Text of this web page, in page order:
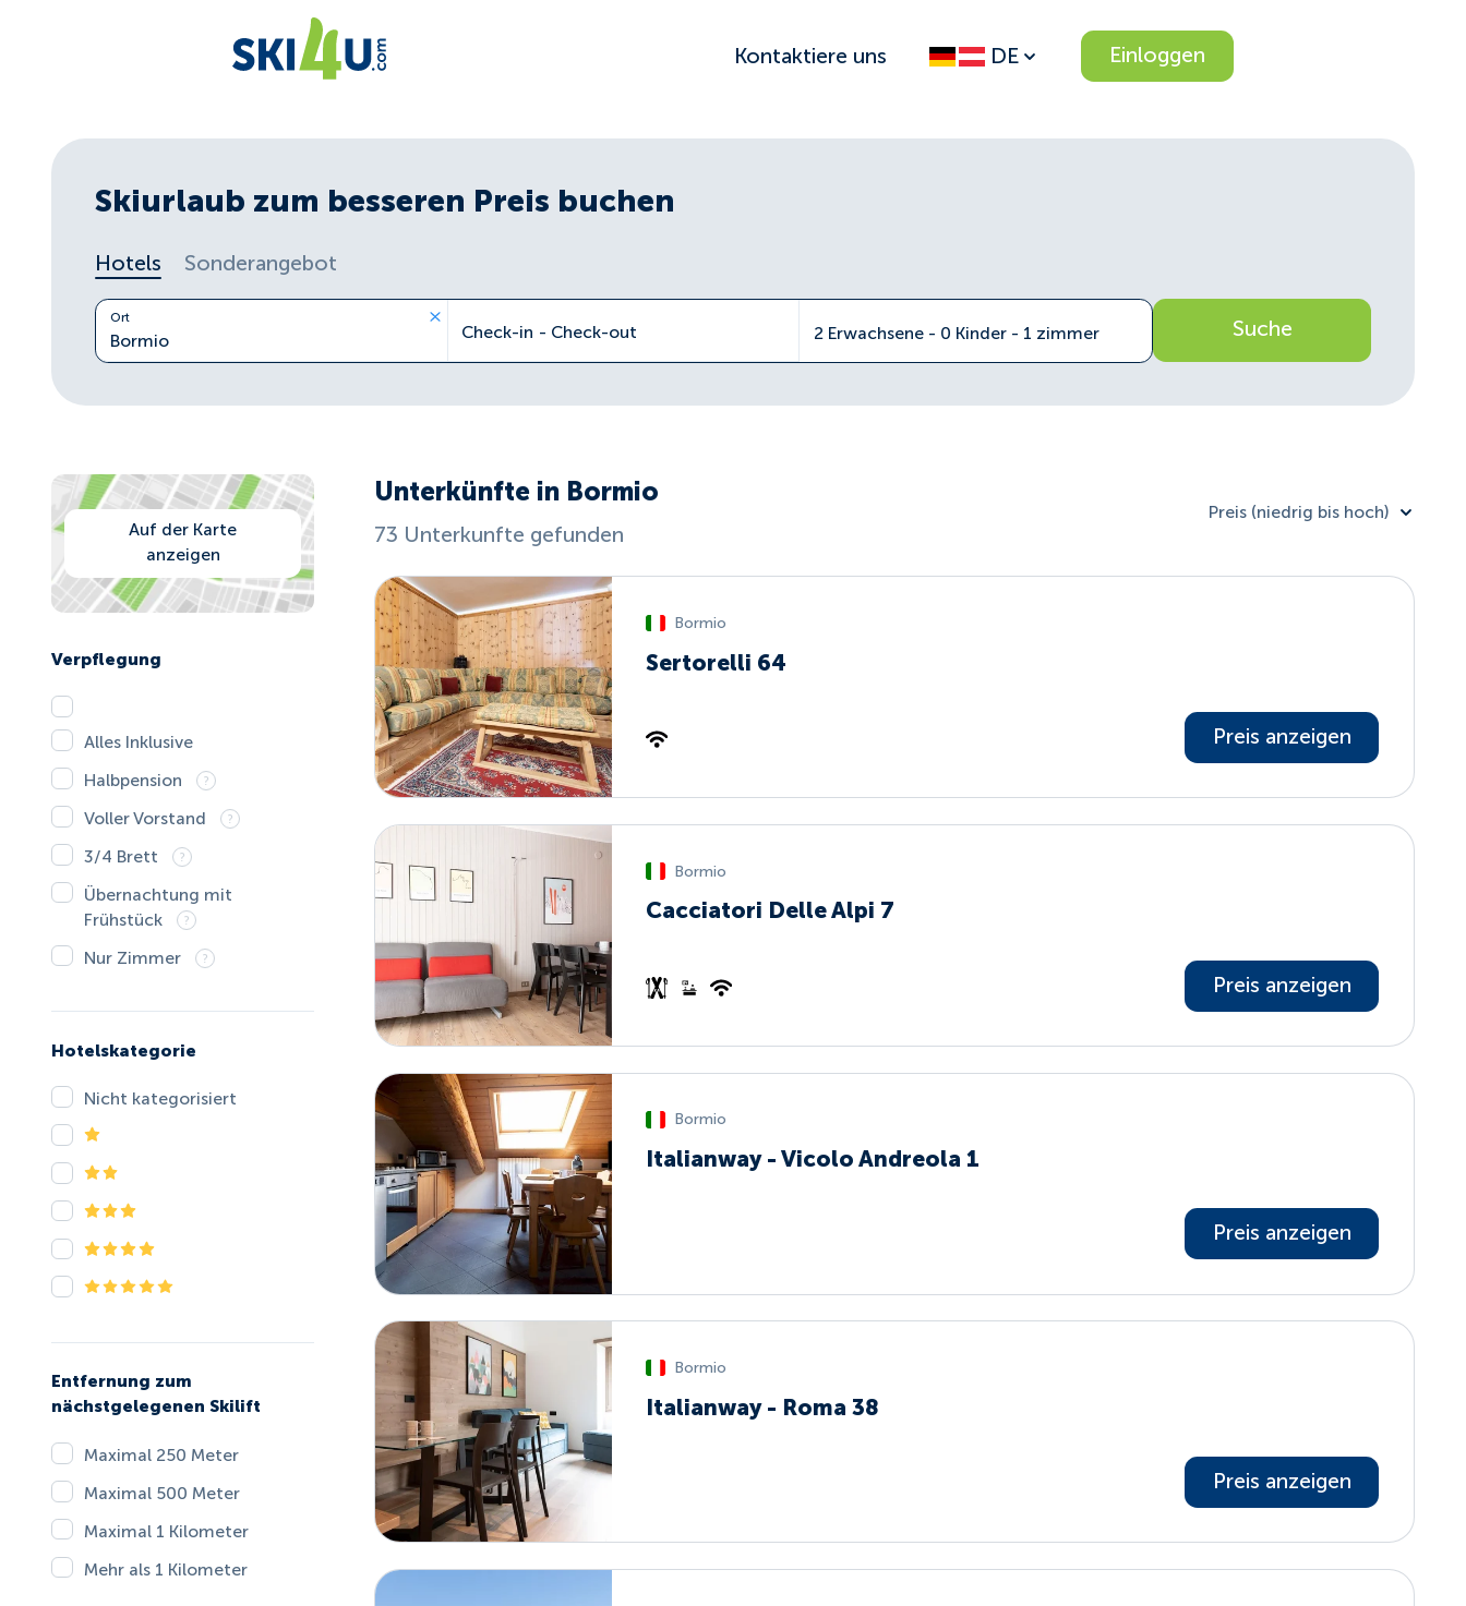
Kontaktiere uns DE Einloggen
Skiurlaub zum besseren Preis buchen
Hotels Sonderangebot
Ort
Check-in - Check-out 2 Erwachsene - 0 Kinder - 1 zimmer Suche
Auf der Karte
anzeigen
Verpflegung
Alles Inklusive
Halbpension
Voller Vorstand
3/4 Brett
Übernachtung mit
Frühstück
Nur Zimmer
Hotelskategorie
Nicht kategorisiert
Entfernung zum
nächstgelegenen Skilift
Maximal 250 Meter
Maximal 500 Meter
Maximal 1 Kilometer
Mehr als 1 Kilometer
Unterkünfte in Bormio
73 Unterkunfte gefunden
Preis (niedrig bis hoch)
Bormio
Sertorelli 64
Preis anzeigen
Bormio
Cacciatori Delle Alpi 7
Preis anzeigen
Bormio
Italianway - Vicolo Andreola 1
Preis anzeigen
Bormio
Italianway - Roma 38
Preis anzeigen